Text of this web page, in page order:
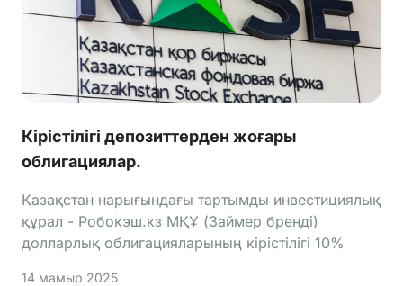
Кірістілігі депозиттерден жоғары
облигациялар.
Қазақстан нарығындағы тартымды инвестициялық
құрал - Робокэш.кз МҚҰ (Займер бренді)
долларлық облигацияларының кірістілігі 10%
14 мамыр 2025